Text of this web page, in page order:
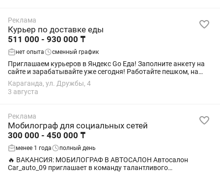
Реклама
Курьер по доставке еды
511 000 - 930 000 ₸
нет опыта сменный график
Приглашаем курьеров в Яндекс Go Еда! Заполните анкету на
сайте и зарабатывайте уже сегодня! Работайте пешком, на
велосипеде, мотоцикле или автомобиле — выбирайте удобный
для вас формат....
Караганда, ул. Дружбы, 4
3 августа
Реклама
Мобилограф для социальных сетей
300 000 - 450 000 ₸
менее 1 года полный день
🔥 ВАКАНСИЯ: МОБИЛОГРАФ В АВТОСАЛОН Автосалон
Car_auto_09 приглашает в команду талантливого